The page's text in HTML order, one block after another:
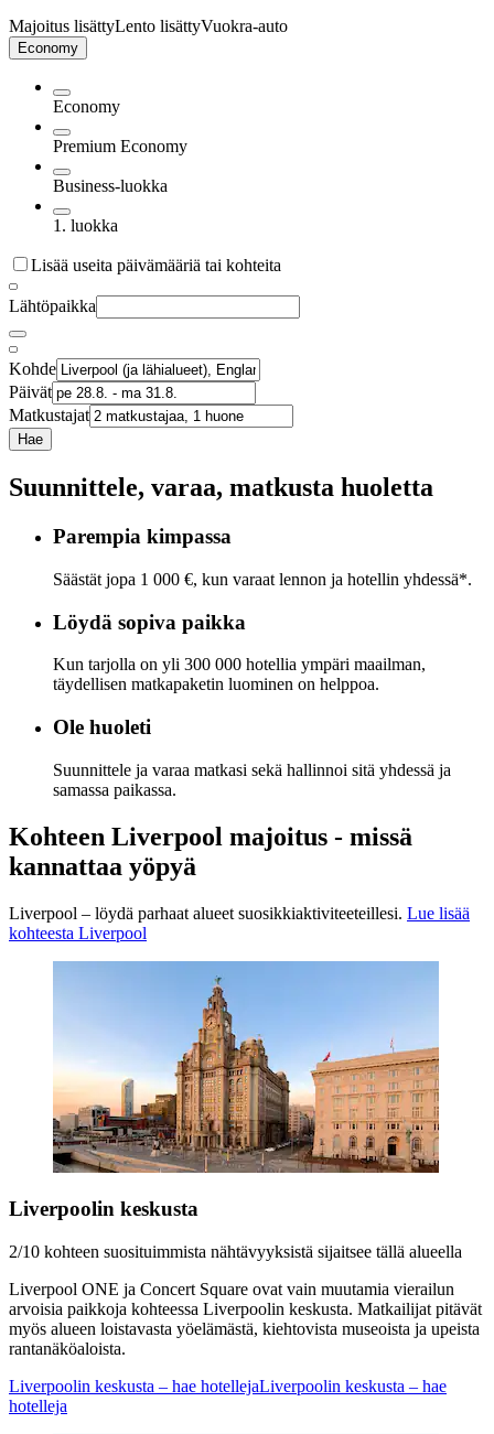
Majoitus lisättyLento lisättyVuokra-auto
Economy
Economy
Premium Economy
Business-luokka
1. luokka
Lisää useita päivämääriä tai kohteita
Lähtöpaikka
Kohde
Päivät
Matkustajat
Hae
Suunnittele, varaa, matkusta huoletta
Parempia kimpassa
Säästät jopa 1 000 €, kun varaat lennon ja hotellin yhdessä*.
Löydä sopiva paikka
Kun tarjolla on yli 300 000 hotellia ympäri maailman,
täydellisen matkapaketin luominen on helppoa.
Ole huoleti
Suunnittele ja varaa matkasi sekä hallinnoi sitä yhdessä ja
samassa paikassa.
Kohteen Liverpool majoitus - missä
kannattaa yöpyä
Liverpool – löydä parhaat alueet suosikkiaktiviteeteillesi. Lue lisää
kohteesta Liverpool
Liverpoolin keskusta
2/10 kohteen suosituimmista nähtävyyksistä sijaitsee tällä alueella
Liverpool ONE ja Concert Square ovat vain muutamia vierailun
arvoisia paikkoja kohteessa Liverpoolin keskusta. Matkailijat pitävät
myös alueen loistavasta yöelämästä, kiehtovista museoista ja upeista
rantanäköaloista.
Liverpoolin keskusta – hae hotellejaLiverpoolin keskusta – hae
hotelleja